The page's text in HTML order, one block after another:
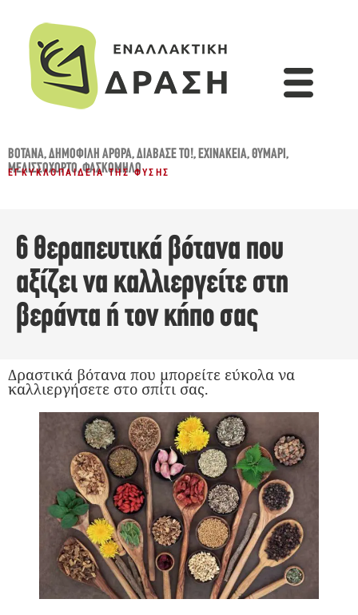
ΒΌΤΑΝΑ,ΔΗΜΟΦΙΛΉ ΆΡΘΡΑ,ΔΙΆΒΑΣΈ ΤΟ!,ΕΧΙΝΆΚΕΙΑ,ΘΥΜΆΡΙ,
ΜΕΛΙΣΣΌΧΟΡΤΟ,ΦΑΣΚΌΜΗΛΟ
ΕΓΚΥΚΛΟΠΑΊΔΕΙΑ ΤΗΣ ΦΎΣΗΣ
6 θεραπευτικά βότανα που
αξίζει να καλλιεργείτε στη
βεράντα ή τον κήπο σας
Δραστικά βότανα που μπορείτε εύκολα να
καλλιεργήσετε στο σπίτι σας.